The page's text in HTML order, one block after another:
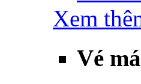
Xem
Vé